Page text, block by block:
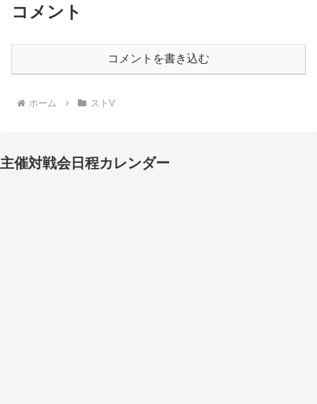
コメント
コメントを書き込む
ホーム ストV
主催対戦会日程カレンダー